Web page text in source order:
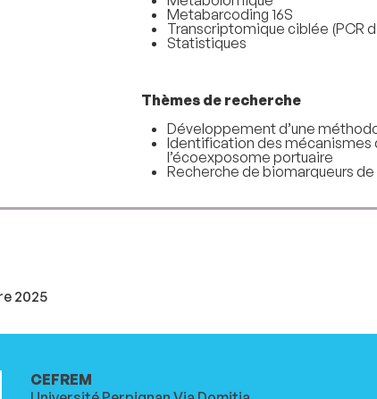
Metabarcoding 16S
Transcriptomique ciblée (PCR
Statistiques
Thèmes de recherche
Développement d’une
Identification des mécanismes
l’écoexposome portuaire
Recherche de biomarqueurs
2025
CEFREM